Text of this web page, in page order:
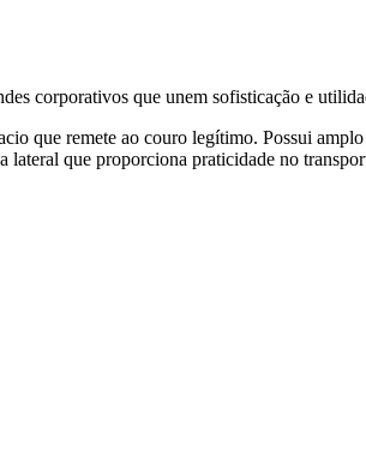
corporativos que unem sofisticação e
que remete ao couro legítimo. Possui
que proporciona praticidade no